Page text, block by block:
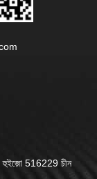
হুইজ়ো 516229 চীন